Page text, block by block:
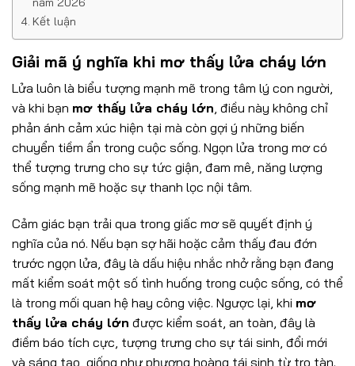
Kết luận
Giải mã ý nghĩa khi mơ thấy lửa cháy lớn
Lửa luôn là biểu tượng mạnh mẽ trong tâm lý con người,
và khi bạn mơ thấy lửa cháy lớn, điều này không chỉ
phản ánh cảm xúc hiện tại mà còn gợi ý những biến
chuyển tiềm ẩn trong cuộc sống. Ngọn lửa trong mơ có
thể tượng trưng cho sự tức giận, đam mê, năng lượng
sống mạnh mẽ hoặc sự thanh lọc nội tâm.
Cảm giác bạn trải qua trong giấc mơ sẽ quyết định ý
nghĩa của nó. Nếu bạn sợ hãi hoặc cảm thấy đau đớn
trước ngọn lửa, đây là dấu hiệu nhắc nhở rằng bạn đang
mất kiểm soát một số tình huống trong cuộc sống, có thể
là trong mối quan hệ hay công việc. Ngược lại, khi mơ
thấy lửa cháy lớn được kiểm soát, an toàn, đây là
điềm báo tích cực, tượng trưng cho sự tái sinh, đổi mới
và sáng tạo, giống như phượng hoàng tái sinh từ tro tàn.